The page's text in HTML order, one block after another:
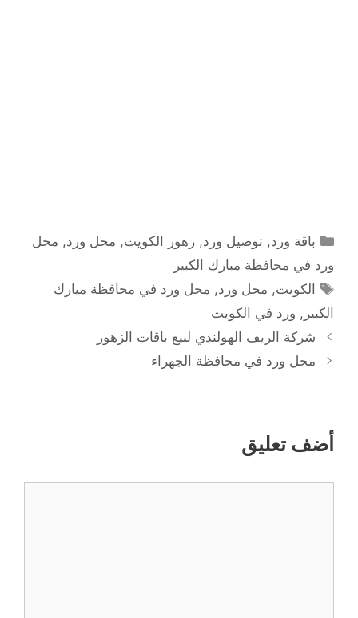
التصنيفات
باقة ورد,توصيل ورد,زهور الكويت, محل ورد, محل
ورد في محافظة مبارك الكبير
الوسوم
الكويت, محل ورد, محل ورد في محافظة مبارك
الكبير , ورد في الكويت
شركة الريف الهولندي لبيع باقات الزهور
محل ورد في محافظة الجهراء
أضف تعليق